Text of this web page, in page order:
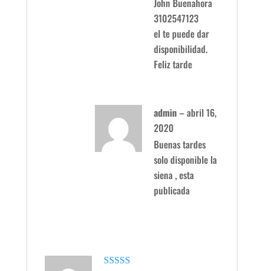
John Buenahora
3102547123
el te puede dar
disponibilidad.
Feliz tarde
admin–abril 16,
2020
Buenas tardes
solo disponible la
siena , esta
publicada